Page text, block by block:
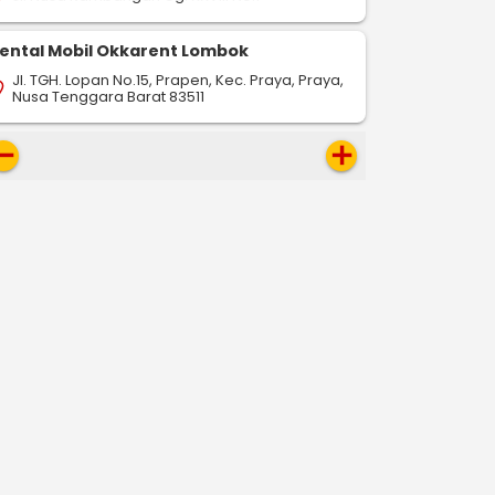
Mobil Okkarent Lombok
Jl. TGH. Lopan No.15, Prapen, Kec. Praya, Praya,
Nusa Tenggara Barat 83511
add